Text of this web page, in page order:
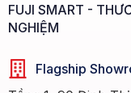
FUJI SMART -
NGHIỆM
Flagship